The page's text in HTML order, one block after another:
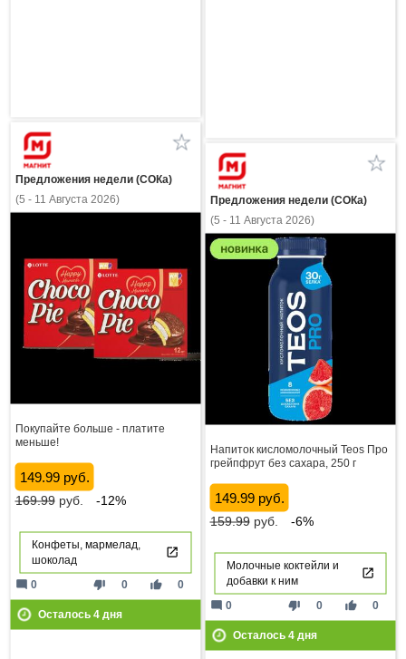
Предложения недели (СОКа)
(5 - 11 Августа 2026)
Покупайте больше - платите
меньше!
149.99 руб.
169.99руб. -12%
Конфеты, мармелад,
шоколад
thumb_down 0 thumb_up 0
mode_comment 0
Осталось 4дня
Предложения недели (СОКа)
(5 - 11 Августа 2026)
Напиток кисломолочный Teos Про
грейпфрут без сахара, 250 г
149.99 руб.
159.99руб. -6%
Молочные коктейли и
добавки к ним
thumb_down 0 thumb_up 0
mode_comment 0
Осталось 4дня